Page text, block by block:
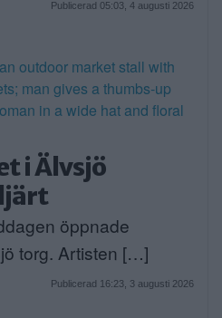
Publicerad 05:03, 4 augusti 2026
i Älvsjö
öppnade
torg. Artisten […]
Publicerad 16:23, 3 augusti 2026